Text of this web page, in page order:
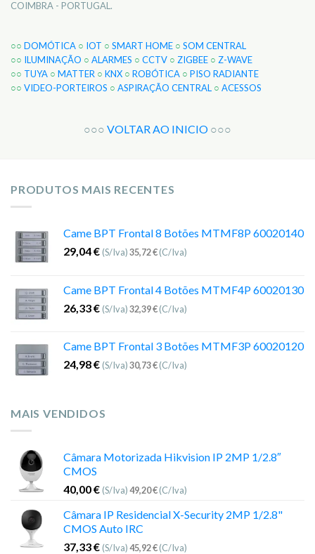
COIMBRA - PORTUGAL.
○○ DOMÓTICA ○ IOT ○ SMART HOME ○ SOM CENTRAL
○○ ILUMINAÇÃO ○ ALARMES ○ CCTV ○ ZIGBEE ○ Z-WAVE
○○ TUYA ○ MATTER ○ KNX ○ ROBÓTICA ○ PISO RADIANTE
○○ VIDEO-PORTEIROS ○ ASPIRAÇÃO CENTRAL ○ ACESSOS
○○○ VOLTAR AO INICIO ○○○
PRODUTOS MAIS RECENTES
Came BPT Frontal 8 Botões MTMF8P 60020140
29,04€ (S/Iva)35,72€(C/Iva)
Came BPT Frontal 4 Botões MTMF4P 60020130
26,33€ (S/Iva)32,39€(C/Iva)
Came BPT Frontal 3 Botões MTMF3P 60020120
24,98€ (S/Iva)30,73€(C/Iva)
MAIS VENDIDOS
Câmara Motorizada Hikvision IP 2MP 1/2.8″
CMOS
40,00€ (S/Iva)49,20€(C/Iva)
Câmara IP Residencial X-Security 2MP 1/2.8"
CMOS Auto IRC
37,33€ (S/Iva)45,92€(C/Iva)